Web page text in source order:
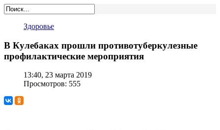
Здоровье
В Кулебаках прошли противотуберкулезные
профилактические мероприятия
13:40, 23 марта 2019
Просмотров: 555